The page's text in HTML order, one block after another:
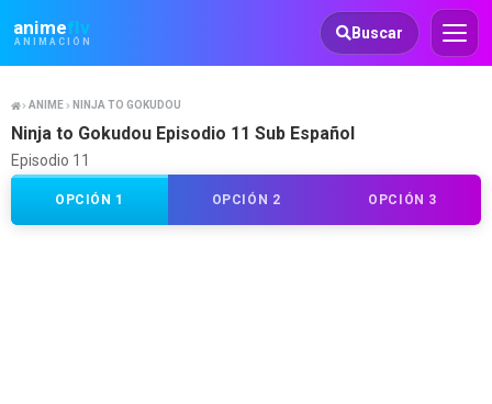
animeflv
ANIMACIÓN
Animeflv Buscar
ANIME NINJA TO GOKUDOU
Ninja to Gokudou Episodio 11 Sub Español
Episodio 11
OPCIÓN 1 OPCIÓN 2 OPCIÓN 3